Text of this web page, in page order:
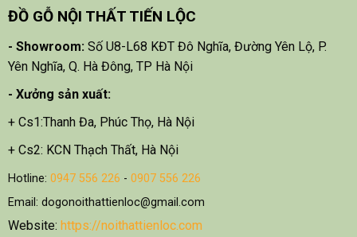
ĐỒ GỖ NỘI THẤT TIẾN LỘC
- Showroom: Số U8-L68 KĐT Đô Nghĩa, Đường Yên Lộ, P.
Yên Nghĩa, Q. Hà Đông, TP Hà Nội
- Xưởng sản xuất:
+ Cs1:Thanh Đa, Phúc Thọ, Hà Nội
+ Cs2: KCN Thạch Thất, Hà Nội
Hotline: 0947 556 226 - 0907 556 226
Email: dogonoithattienloc@gmail.com
Website: https://noithattienloc.com